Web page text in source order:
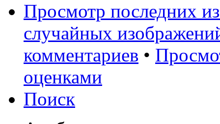
Просмотр последних
случайных
комментариев •
оценками
Поиск